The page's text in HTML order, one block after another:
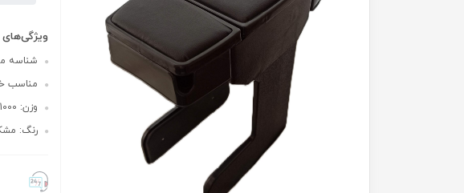
شناسه
مناسب خودرو
وزن: 1000گرم
رنگ: